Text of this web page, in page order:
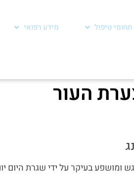
תחומי טיפול מידע רפואי
העור
בעיקר על ידי שגרת היום